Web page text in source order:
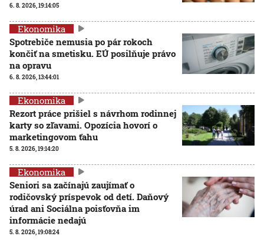
6. 8. 2026, 19:14:05
Ekonomika
Spotrebiče nemusia po pár rokoch
končiť na smetisku. EÚ posilňuje právo
na opravu
6. 8. 2026, 13:44:01
Ekonomika
Rezort práce prišiel s návrhom rodinnej
karty so zľavami. Opozícia hovorí o
marketingovom ťahu
5. 8. 2026, 19:14:20
Ekonomika
Seniori sa začínajú zaujímať o
rodičovský príspevok od detí. Daňový
úrad ani Sociálna poisťovňa im
informácie nedajú
5. 8. 2026, 19:08:24